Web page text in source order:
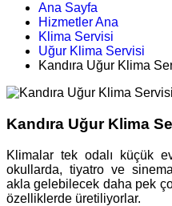
Ana Sayfa
Hizmetler Ana
Klima Servisi
Uğur Klima Servisi
Kandıra Uğur Klima
Kandıra Uğur Klima
Klimalar tek odalı küçük
okullarda, tiyatro ve
akla gelebilecek daha pek
özelliklerde üretiliyorlar.